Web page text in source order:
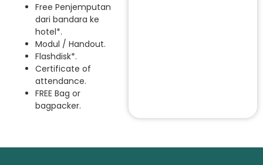
Free Penjemputan
dari bandara ke
hotel*.
Modul / Handout.
Flashdisk*.
Certificate of
attendance.
FREE Bag or
bagpacker.